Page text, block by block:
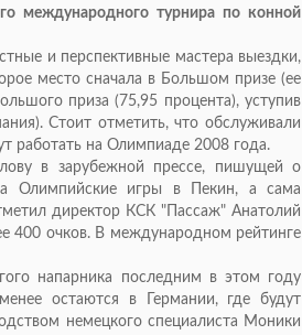
международного турнира по конной
и перспективные мастера выездки,
место сначала в Большом призе (ее
приза (75,95 процента), уступив
Стоит отметить, что обслуживали
работать на Олимпиаде 2008 года.
в зарубежной прессе, пишущей о
Олимпийские игры в Пекин, а сама
директор КСК "Пассаж" Анатолий
400 очков. В международном рейтинге
напарника последним в этом году
остаются в Германии, где будут
немецкого специалиста Моники